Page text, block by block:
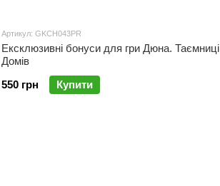
Артикул: GKCH043PR
Ексклюзивні бонуси для гри Дюна. Таємниці
Домів
550 грн
Купити